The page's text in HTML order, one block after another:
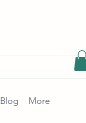
Blog More